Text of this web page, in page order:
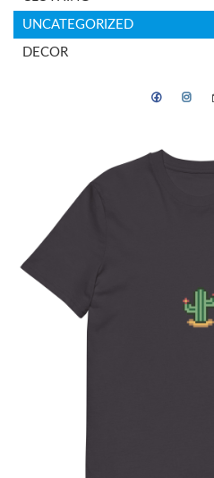
UNCATEGORIZED
DECOR